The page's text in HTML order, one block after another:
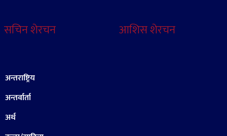
सचिन शेरचन आशिस शेरचन
अन्तराष्ट्रिय
अन्तर्वार्ता
अर्थ